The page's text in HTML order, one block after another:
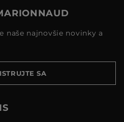
naše najnovšie novinky a
SA